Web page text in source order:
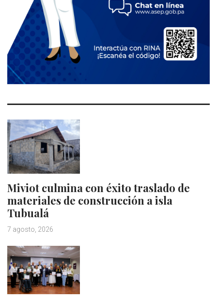
Miviot culmina con éxito traslado de
materiales de construcción a isla
Tubualá
7 agosto, 2026